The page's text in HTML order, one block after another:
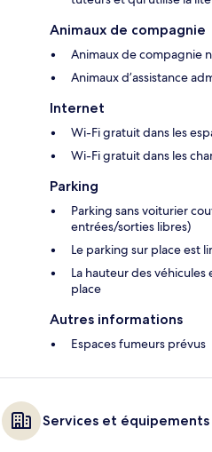
Animaux de compagnie
Animaux de compagnie
Animaux d’assistance
Internet
Wi-Fi gratuit dans les
Wi-Fi gratuit dans les
Parking
Parking sans voiturier
entrées/sorties libres)
Le parking sur place est
La hauteur des
place
Autres informations
Espaces fumeurs prévus
Services et équipements